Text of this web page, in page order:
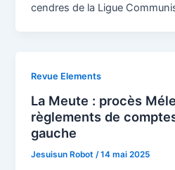
cendres de la Ligue
Revue Elements
La Meute : procès
règlements de
gauche
Jesuisun Robot/14 mai 2025